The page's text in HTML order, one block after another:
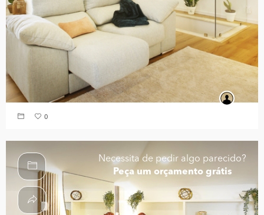
0
Necessita de pedir algo parecido?
Peça um orçamento grátis